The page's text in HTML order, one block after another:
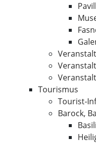
Tourismus
Tourist-
Barock,